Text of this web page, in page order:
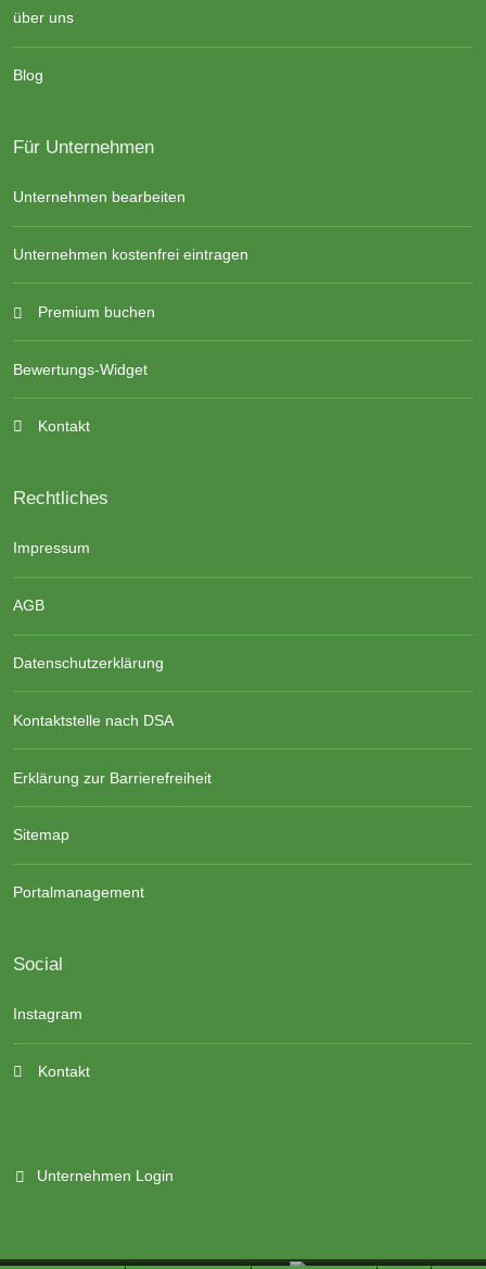
über uns
Blog
Für Unternehmen
Unternehmen bearbeiten
Unternehmen kostenfrei eintragen
Premium buchen
Bewertungs-Widget
Kontakt
Rechtliches
Impressum
AGB
Datenschutzerklärung
Kontaktstelle nach DSA
Erklärung zur Barrierefreiheit
Sitemap
Portalmanagement
Social
Instagram
Kontakt
Unternehmen Login